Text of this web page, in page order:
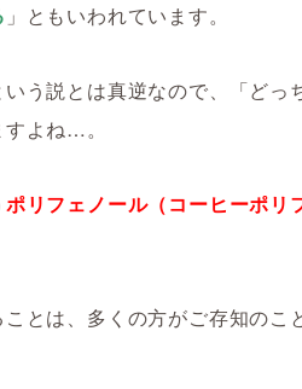
」ともいわれています。
う説とは真逆なので、「どっ
よね…。
ポリフェノール（コーヒーポリ
とは、多くの方がご存知のこ